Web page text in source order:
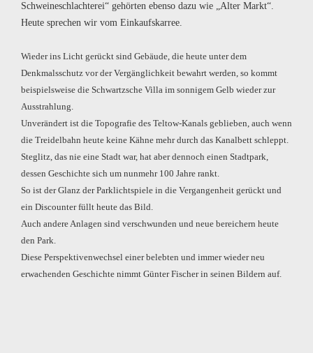
Schweineschlachterei“ gehörten ebenso dazu wie „Alter Markt“.
Heute sprechen wir vom Einkaufskarree.
Wieder ins Licht gerückt sind Gebäude, die heute unter dem
Denkmalsschutz vor der Vergänglichkeit bewahrt werden, so kommt
beispielsweise die Schwartzsche Villa im sonnigem Gelb wieder zur
Ausstrahlung.
Unverändert ist die Topografie des Teltow-Kanals geblieben, auch wenn
die Treidelbahn heute keine Kähne mehr durch das Kanalbett schleppt.
Steglitz, das nie eine Stadt war, hat aber dennoch einen Stadtpark,
dessen Geschichte sich um nunmehr 100 Jahre rankt.
So ist der Glanz der Parklichtspiele in die Vergangenheit gerückt und
ein Discounter füllt heute das Bild.
Auch andere Anlagen sind verschwunden und neue bereichern heute
den Park.
Diese Perspektivenwechsel einer belebten und immer wieder neu
erwachenden Geschichte nimmt Günter Fischer in seinen Bildern auf.